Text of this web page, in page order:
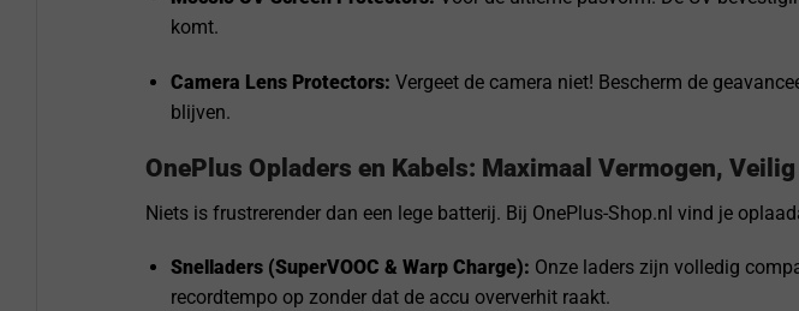
komt.
Camera Lens Protectors: Vergeet de camera niet! Bescherm de
blijven.
OnePlus Opladers en Kabels: Maximaal Vermogen, Veilig
Niets is frustrerender dan een lege batterij. Bij OnePlus-Shop.nl vind je
Snelladers (SuperVOOC & Warp Charge): Onze laders zijn volledig
recordtempo op zonder dat de accu oververhit raakt.